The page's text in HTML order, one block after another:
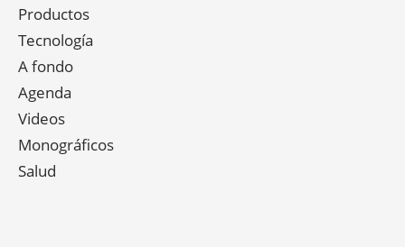
Productos
Tecnología
A fondo
Agenda
Videos
Monográficos
Salud